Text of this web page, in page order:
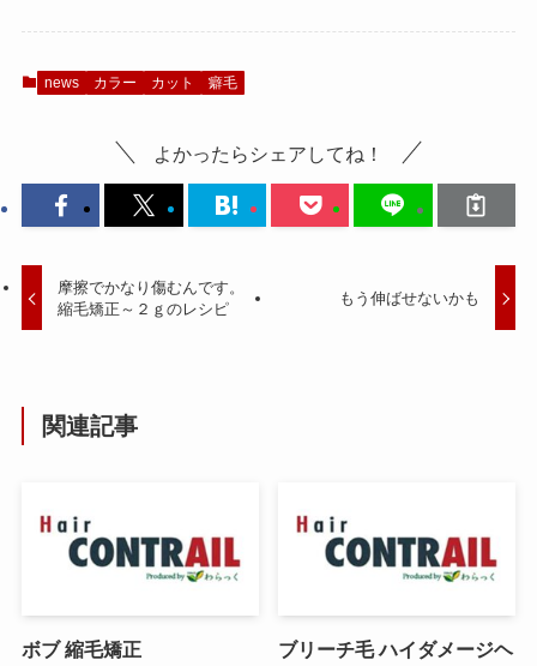
news カラー カット 癖毛
よかったらシェアしてね！
摩擦でかなり傷むんです。
縮毛矯正～２ｇのレシピ
もう伸ばせないかも
関連記事
ボブ 縮毛矯正
ブリーチ毛 ハイダメージヘ